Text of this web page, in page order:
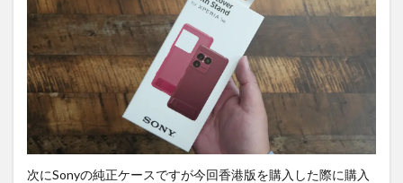
次にSonyの純正ケースですが今回香港版を購入した際に購入